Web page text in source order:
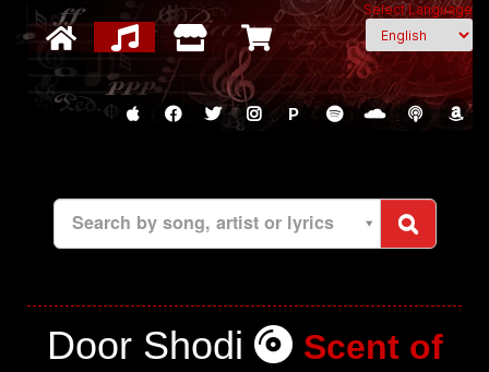
Select Language
P
Search by song, artist or lyrics
Door Shodi Scent of